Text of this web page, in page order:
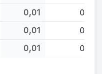
0,01
0
0,01
0
0,01 0